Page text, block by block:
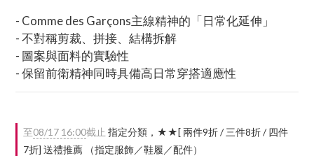
- Comme des Garçons主線精神的「日常化延伸」
- 不對稱剪裁、拼接、結構拆解
- 圖案與面料的實驗性
- 保留前衛精神同時具備高日常穿搭適應性
至08/17 16:00截止 指定分類，★★[ 兩件9折 / 三件8折 / 四件
7折] 送禮推薦 （指定服飾／鞋履／配件）